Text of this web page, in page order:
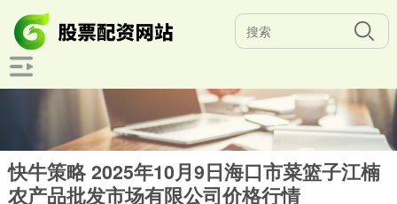
快牛策略 2025年10月9日海口市菜篮子江楠
农产品批发市场有限公司价格行情